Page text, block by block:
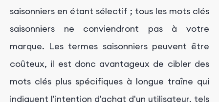
saisonniers en étant sélectif ; tous les mots clés
saisonniers ne conviendront pas à votre
marque. Les termes saisonniers peuvent être
coûteux, il est donc avantageux de cibler des
mots clés plus spécifiques à longue traîne qui
indiquent l'intention d'achat d'un utilisateur, tels